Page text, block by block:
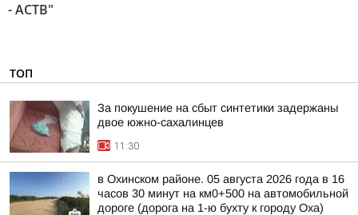
- АСТВ"
ТОП
За покушение на сбыт синтетики задержаны
двое южно-сахалинцев
11:30
в Охинском районе. 05 августа 2026 года в 16
часов 30 минут на км0+500 на автомобильной
дороге (дорога на 1-ю бухту к городу Оха)